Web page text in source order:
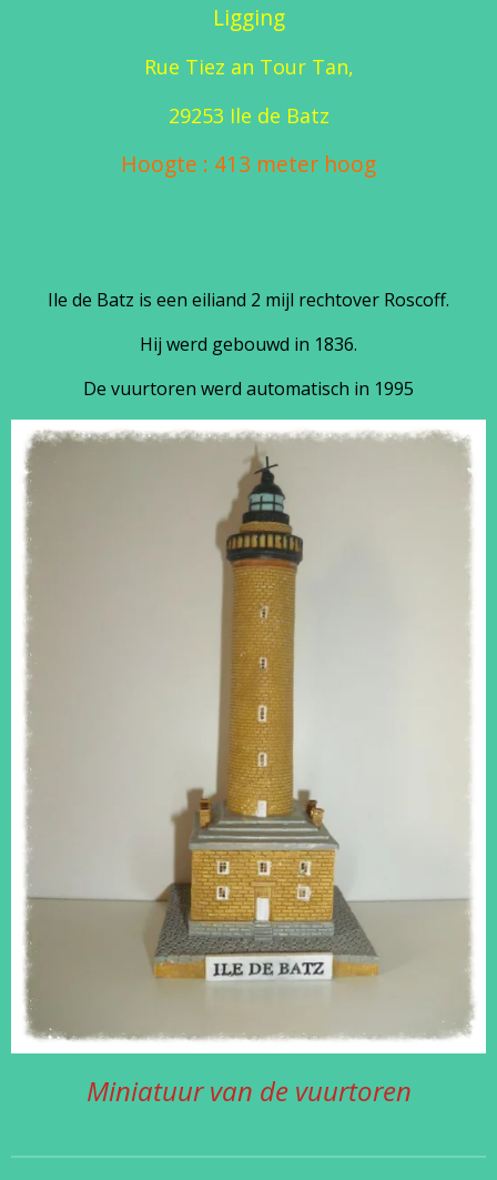
Ligging
Rue Tiez an Tour Tan,
29253 Ile de Batz
Hoogte : 413 meter hoog
Ile de Batz is een eiliand 2 mijl rechtover Roscoff.
Hij werd gebouwd in 1836.
De vuurtoren werd automatisch in 1995
Miniatuur van de vuurtoren